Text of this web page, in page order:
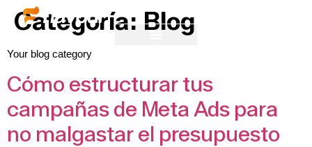
Categoría: Blog
Your blog category
Cómo estructurar tus
campañas de Meta Ads para
no malgastar el presupuesto